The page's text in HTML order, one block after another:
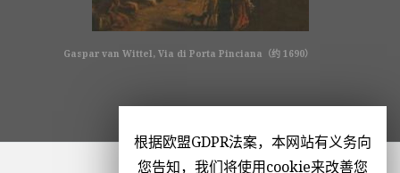
Gaspar van Wittel, Via di Porta Pinciana（约 1690）
根据欧盟GDPR法案，本网站有义务向
您告知，我们将使用cookie来改善您